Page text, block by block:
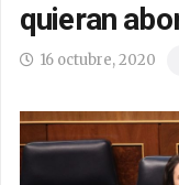
quieran
16 octubre, 2020